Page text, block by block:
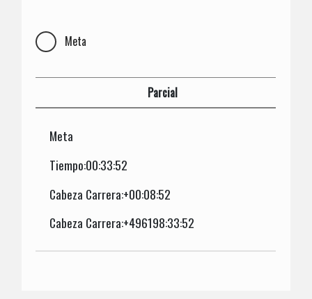
Meta
Parcial
Meta
Tiempo:00:33:52
Cabeza Carrera:+00:08:52
Cabeza Carrera:+496198:33:52